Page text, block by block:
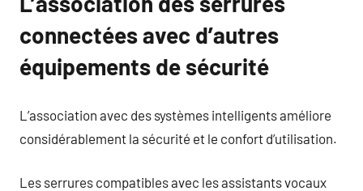
connectées avec d’autres
équipements de sécurité
L’association avec des systèmes intelligents améliore
considérablement la sécurité et le confort d’utilisation.
Les serrures compatibles avec les assistants vocaux